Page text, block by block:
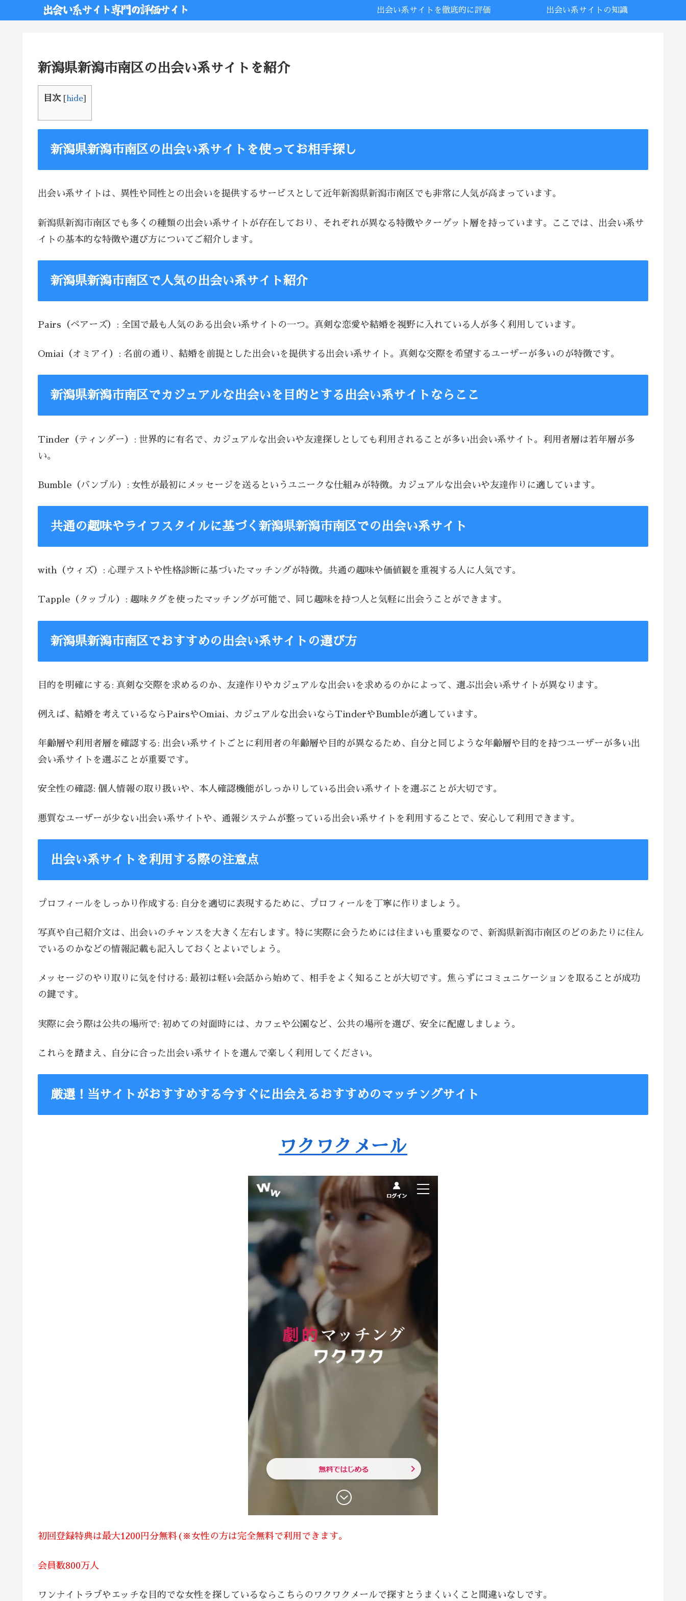
出会い系サイトを徹底的に評価 出会い系サイトの知識
新潟県新潟市南区の出会い系サイトを紹介
目次 hide
新潟県新潟市南区の出会い系サイトを使ってお相手探し
出会い系サイトは、異性や同性との出会いを提供するサービスとして近年新潟県新潟市南区でも非常に人気が高まっています。
新潟県新潟市南区でも多くの種類の出会い系サイトが存在しており、それぞれが異なる特徴やターゲット層を持っています。ここでは、出会い系サ
イトの基本的な特徴や選び方についてご紹介します。
新潟県新潟市南区で人気の出会い系サイト紹介
Pairs（ペアーズ）: 全国で最も人気のある出会い系サイトの一つ。真剣な恋愛や結婚を視野に入れている人が多く利用しています。
Omiai（オミアイ）: 名前の通り、結婚を前提とした出会いを提供する出会い系サイト。真剣な交際を希望するユーザーが多いのが特徴です。
新潟県新潟市南区でカジュアルな出会いを目的とする出会い系サイトならここ
Tinder（ティンダー）: 世界的に有名で、カジュアルな出会いや友達探しとしても利用されることが多い出会い系サイト。利用者層は若年層が多
い。
Bumble（バンブル）: 女性が最初にメッセージを送るというユニークな仕組みが特徴。カジュアルな出会いや友達作りに適しています。
共通の趣味やライフスタイルに基づく新潟県新潟市南区での出会い系サイト
with（ウィズ）: 心理テストや性格診断に基づいたマッチングが特徴。共通の趣味や価値観を重視する人に人気です。
Tapple（タップル）: 趣味タグを使ったマッチングが可能で、同じ趣味を持つ人と気軽に出会うことができます。
新潟県新潟市南区でおすすめの出会い系サイトの選び方
目的を明確にする: 真剣な交際を求めるのか、友達作りやカジュアルな出会いを求めるのかによって、選ぶ出会い系サイトが異なります。
例えば、結婚を考えているならPairsやOmiai、カジュアルな出会いならTinderやBumbleが適しています。
年齢層や利用者層を確認する: 出会い系サイトごとに利用者の年齢層や目的が異なるため、自分と同じような年齢層や目的を持つユーザーが多い出
会い系サイトを選ぶことが重要です。
安全性の確認: 個人情報の取り扱いや、本人確認機能がしっかりしている出会い系サイトを選ぶことが大切です。
悪質なユーザーが少ない出会い系サイトや、通報システムが整っている出会い系サイトを利用することで、安心して利用できます。
出会い系サイトを利用する際の注意点
プロフィールをしっかり作成する: 自分を適切に表現するために、プロフィールを丁寧に作りましょう。
写真や自己紹介文は、出会いのチャンスを大きく左右します。特に実際に会うためには住まいも重要なので、新潟県新潟市南区のどのあたりに住ん
でいるのかなどの情報記載も記入しておくとよいでしょう。
メッセージのやり取りに気を付ける: 最初は軽い会話から始めて、相手をよく知ることが大切です。焦らずにコミュニケーションを取ることが成功
の鍵です。
実際に会う際は公共の場所で: 初めての対面時には、カフェや公園など、公共の場所を選び、安全に配慮しましょう。
これらを踏まえ、自分に合った出会い系サイトを選んで楽しく利用してください。
厳選！当サイトがおすすめする今すぐに出会えるおすすめのマッチングサイト
ワクワクメール
初回登録特典は最大1200円分無料(※女性の方は完全無料で利用できます。
会員数800万人
ワンナイトラブやエッチな目的でな女性を探しているならこちらのワクワクメールで探すとうまくいくこと間違いなしです。